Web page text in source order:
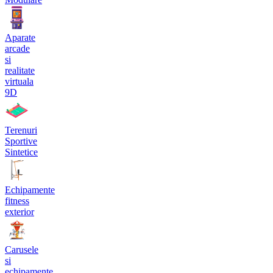
Aparate
arcade
si
realitate
virtuala
9D
Terenuri
Sportive
Sintetice
Echipamente
fitness
exterior
Carusele
si